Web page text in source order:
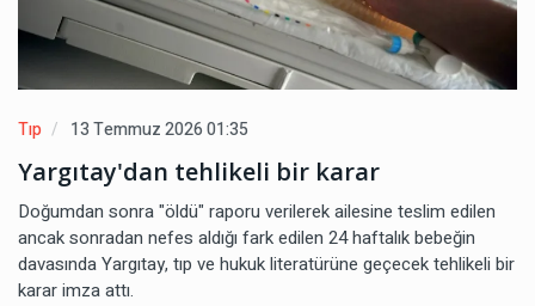
Tıp 13 Temmuz 2026 01:35
Yargıtay'dan tehlikeli bir karar
Doğumdan sonra "öldü" raporu verilerek ailesine teslim edilen
ancak sonradan nefes aldığı fark edilen 24 haftalık bebeğin
davasında Yargıtay, tıp ve hukuk literatürüne geçecek tehlikeli bir
karar imza attı.